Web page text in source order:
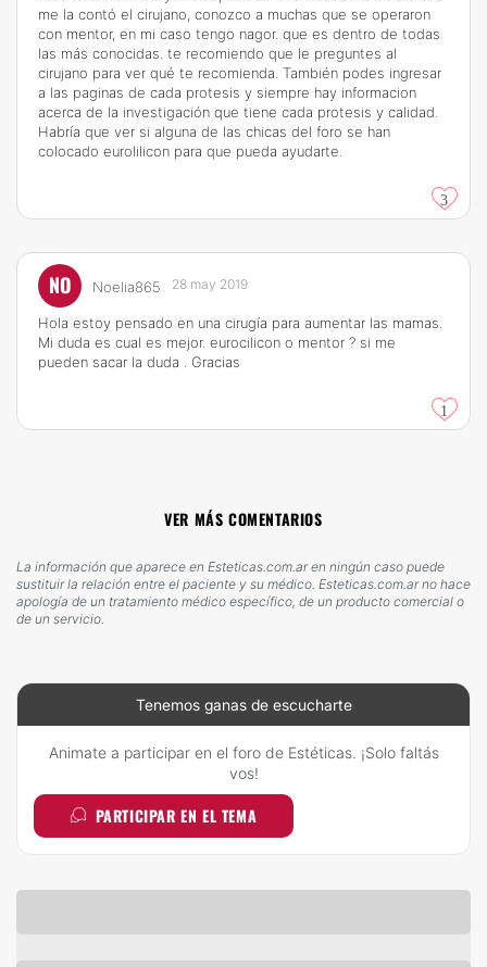
me la contó el cirujano, conozco a muchas que se operaron
con mentor, en mi caso tengo nagor. que es dentro de todas
las más conocidas. te recomiendo que le preguntes al
cirujano para ver qué te recomienda. También podes ingresar
a las paginas de cada protesis y siempre hay informacion
acerca de la investigación que tiene cada protesis y calidad.
Habría que ver si alguna de las chicas del foro se han
colocado eurolilicon para que pueda ayudarte.
3
NO Noelia865 28 may 2019
Hola estoy pensado en una cirugía para aumentar las mamas.
Mi duda es cual es mejor. eurocilicon o mentor ? si me
pueden sacar la duda . Gracias
1
VER MÁS COMENTARIOS
La información que aparece en Esteticas.com.ar en ningún caso puede
sustituir la relación entre el paciente y su médico. Esteticas.com.ar no hace
apología de un tratamiento médico específico, de un producto comercial o
de un servicio.
Tenemos ganas de escucharte
Animate a participar en el foro de Estéticas. ¡Solo faltás
vos!
PARTICIPAR EN EL TEMA